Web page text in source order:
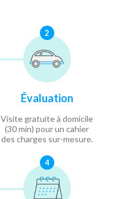
2
Évaluation
Visite gratuite à domicile
(30 min) pour un cahier
des charges sur-mesure.
4